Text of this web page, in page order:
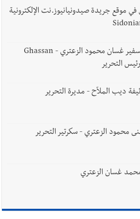
في موقع جريدة صيدونيانيوز.نت الإلكترونية
الصحافي السفير غسان محمود الزعتري - Ghassan
ديب الملاّح - مديرة التحرير
محمود الزعتري - سكرتير التحرير
غسان الزعتري